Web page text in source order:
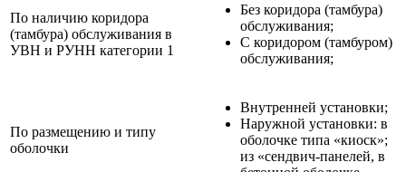
По наличию коридора
(тамбура) обслуживания в
УВН и РУНН категории 1
Без коридора (тамбура)
обслуживания;
С коридором (тамбуром)
обслуживания;
По размещению и типу
оболочки
Внутренней установки;
Наружной установки: в
оболочке типа «киоск»;
из «сендвич-панелей, в